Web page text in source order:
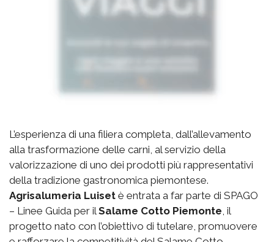
L’esperienza di una filiera completa, dall’allevamento
alla trasformazione delle carni, al servizio della
valorizzazione di uno dei prodotti più rappresentativi
della tradizione gastronomica piemontese.
Agrisalumeria Luiset è entrata a far parte di SPAGO
– Linee Guida per ilSalame Cotto Piemonte, il
progetto nato con l’obiettivo di tutelare, promuovere